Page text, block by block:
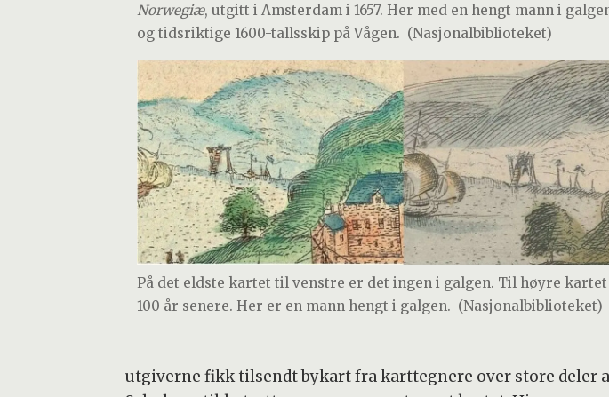
Norwegiæ, utgitt i Amsterdam i 1657. Her med en hengt mann i
og tidsriktige 1600-tallsskip på Vågen. (Nasjonalbiblioteket)
På det eldste kartet til venstre er det ingen i galgen. Til høyre
100 år senere. Her er en mann hengt i galgen. (Nasjonalbiblioteket)
utgiverne fikk tilsendt bykart fra karttegnere over store deler